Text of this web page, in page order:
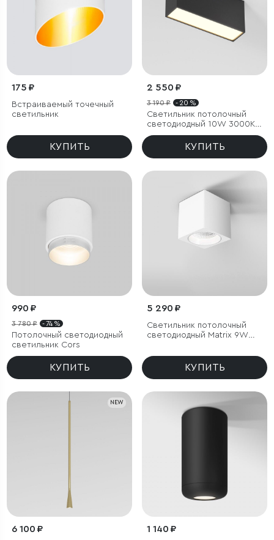
175 ₽
Встраиваемый точечный
светильник
КУПИТЬ
2 550 ₽
3 190 ₽ - 20 %
Светильник потолочный
светодиодный 10W 3000K
черный Block
КУПИТЬ
990 ₽
3 780 ₽ - 74 %
Потолочный светодиодный
светильник Cors
КУПИТЬ
5 290 ₽
Светильник потолочный
светодиодный Matrix 9W
КУПИТЬ
NEW
6 100 ₽ 1 140 ₽